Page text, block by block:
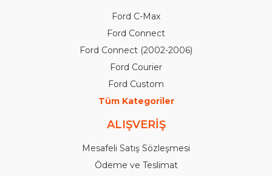
Ford C-Max
Ford Connect
Ford Connect (2002-2006)
Ford Courier
Ford Custom
Tüm Kategoriler
ALIŞVERİŞ
Mesafeli Satış Sözleşmesi
Ödeme ve Teslimat